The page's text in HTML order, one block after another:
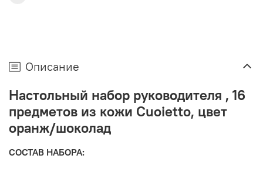
Описание
Настольный набор руководителя , 16
предметов из кожи Сuoietto, цвет
оранж/шоколад
СОСТАВ НАБОРА: